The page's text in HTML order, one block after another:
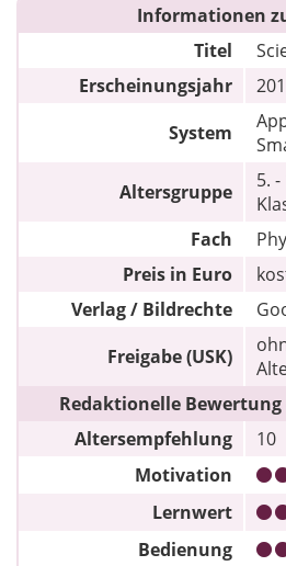
Informationen
Titel
Erscheinungsjahr
System
Altersgruppe
5.
Fach
Preis in Euro
Verlag / Bildrechte
Freigabe (USK)
Redaktionelle Bewertung
Altersempfehlung
10
Motivation
Lernwert
Bedienung